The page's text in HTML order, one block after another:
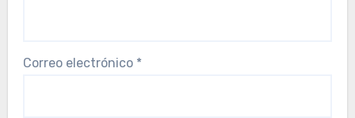
Correo electrónico *